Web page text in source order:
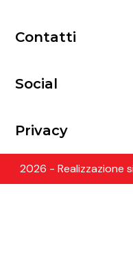
Contatti
Social
Privacy
2026 - Realizzazione